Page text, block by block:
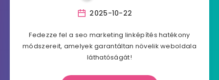
2025-10-22
Fedezze fel a seo marketing linképítés hatékony
módszereit, amelyek garantáltan növelik weboldala
láthatóságát!